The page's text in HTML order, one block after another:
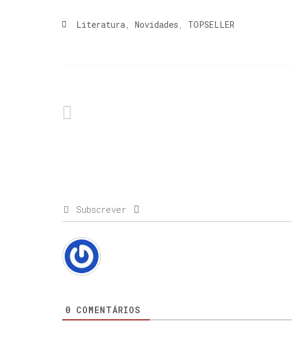
Literatura, Novidades , TOPSELLER
Subscrever
0 COMENTÁRIOS